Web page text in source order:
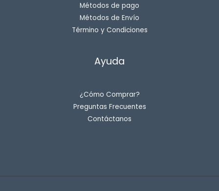
Métodos de pago
Métodos de Envío
Término y Condiciones
Ayuda
¿Cómo Comprar?
Preguntas Frecuentes
Contáctanos